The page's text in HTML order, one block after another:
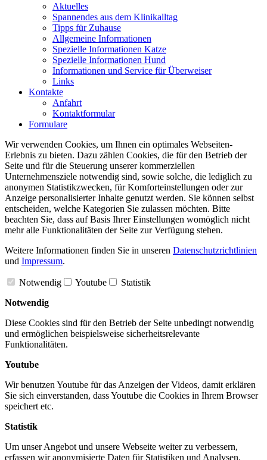
Aktuelles
Spannendes aus dem Klinikalltag
Tipps für Zuhause
Allgemeine Informationen
Spezielle Informationen Katze
Spezielle Informationen Hund
Informationen und Service für Überweiser
Links
Kontakte
Anfahrt
Kontaktformular
Formulare
Wir verwenden Cookies, um Ihnen ein optimales Webseiten-
Erlebnis zu bieten. Dazu zählen Cookies, die für den Betrieb der
Seite und für die Steuerung unserer kommerziellen
Unternehmensziele notwendig sind, sowie solche, die lediglich zu
anonymen Statistikzwecken, für Komforteinstellungen oder zur
Anzeige personalisierter Inhalte genutzt werden. Sie können selbst
entscheiden, welche Kategorien Sie zulassen möchten. Bitte
beachten Sie, dass auf Basis Ihrer Einstellungen womöglich nicht
mehr alle Funktionalitäten der Seite zur Verfügung stehen.
Weitere Informationen finden Sie in unseren Datenschutzrichtlinien
und Impressum.
Notwendig Youtube
Statistik
Notwendig
Diese Cookies sind für den Betrieb der Seite unbedingt notwendig
und ermöglichen beispielsweise sicherheitsrelevante
Funktionalitäten.
Youtube
Wir benutzen Youtube für das Anzeigen der Videos, damit erklären
Sie sich einverstanden, dass Youtube die Cookies in Ihrem Browser
speichert etc.
Statistik
Um unser Angebot und unsere Webseite weiter zu verbessern,
erfassen wir anonymisierte Daten für Statistiken und Analysen.